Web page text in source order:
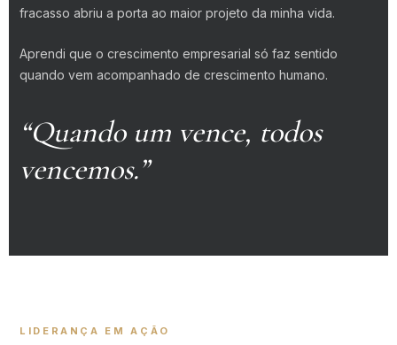
fracasso abriu a porta ao maior projeto da minha vida.
Aprendi que o crescimento empresarial só faz sentido
quando vem acompanhado de crescimento humano.
“Quando um vence, todos
vencemos.”
LIDERANÇA EM AÇÃO